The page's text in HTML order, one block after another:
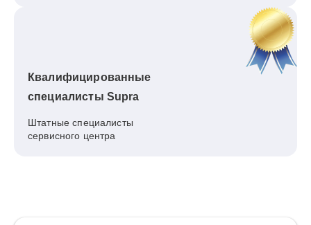
Квалифицированные
специалисты Supra
Штатные специалисты
сервисного центра